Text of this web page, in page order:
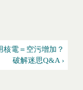
核電＝空污增加？
破解迷思Q&A ›